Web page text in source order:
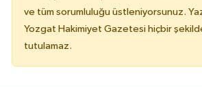
ve tüm sorumluluğu üstleniyorsunuz.
Yozgat Hakimiyet Gazetesi hiçbir
tutulamaz.